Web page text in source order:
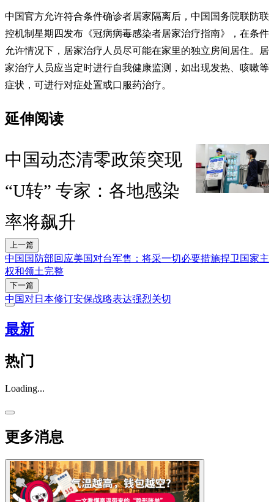
中国官方允许符合条件确诊者居家隔离后，中国国务院联防联
控机制星期四发布《冠病病毒感染者居家治疗指南》，在条件
允许情况下，居家治疗人员尽可能在家里的独立房间居住。居
家治疗人员应当定时进行自我健康监测，如出现发热、咳嗽等
症状，可进行对症处置或口服药治疗。
延伸阅读
中国动态清零政策突现
“U转” 专家：各地感染
率将飙升
上一篇
中国国防部回应美国对台军售：将采一切必要措施捍卫国家主
权和领土完整
下一篇
中国对日本修订安保战略表达强烈关切
最新
热门
Loading...
更多消息